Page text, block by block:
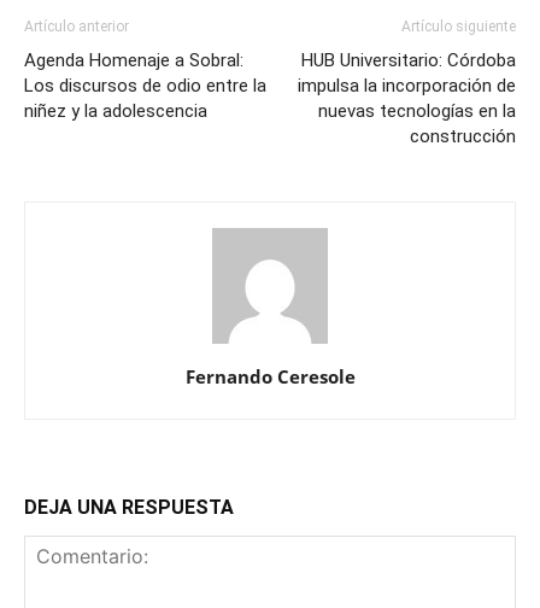
Artículo anterior
Agenda Homenaje a Sobral:
Los discursos de odio entre la
niñez y la adolescencia
Artículo siguiente
HUB Universitario: Córdoba
impulsa la incorporación de
nuevas tecnologías en la
construcción
Fernando Ceresole
DEJA UNA RESPUESTA